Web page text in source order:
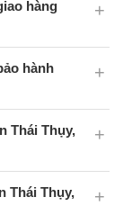
hàng
hành
Thái Thụy,
Thái Thụy,